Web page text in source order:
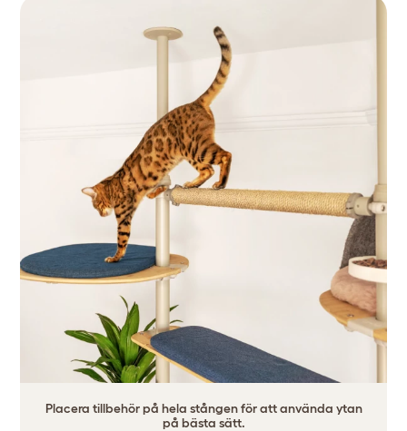
Placera tillbehör på hela stången för att använda ytan
på bästa sätt.